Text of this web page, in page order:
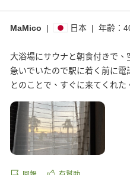
MaMico | 日本 | 年齡：
大浴場にサウナと朝食付きで、
急いでいたので駅に着く前に
とのことで、すぐに来てくれた
(女性)サウナは利用する人がい
する必要あり。サウナマットが
所なし(椅子なし)。水風呂のと
下の方の階だったのですが、レ
かった。